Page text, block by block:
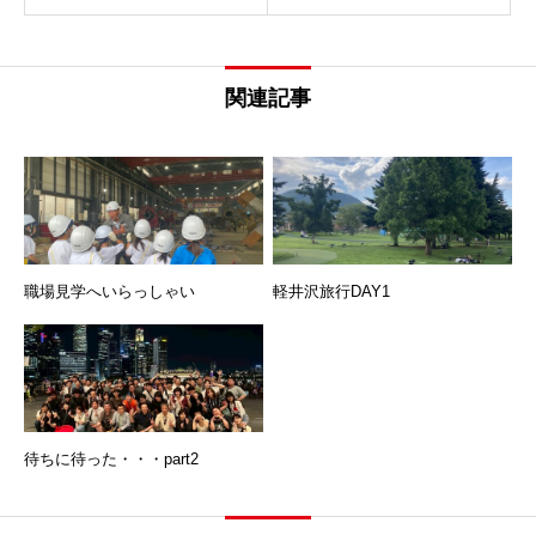
関連記事
職場見学へいらっしゃい 軽井沢旅行DAY1
待ちに待った・・・part2